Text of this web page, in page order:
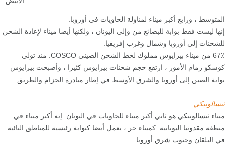
المتوسط ، ورابع أكبر ميناء لمناولة الحاويات في أوروبا.
إنها ليست فقط بوابة للبضائع من وإلى اليونان ، ولكنها أيضا ميناء لإعادة الشحن
للشحنات إلى أوروبا وشمال وغرب إفريقيا.
67٪ من ميناء بيرايوس مملوك لخط الشحن الصيني COSCO. منذ تولي
كوسكو زمام الأمور ، ارتفع حجم شحنات بيرايوس كثيرا ، وأصبحت بيرايوس
بوابة الصين إلى أوروبا والشرق الأوسط في إطار مبادرة الحزام والطريق.
ثيسالونيكي
ميناء ثيسالونيكي هو ثاني أكبر ميناء للحاويات في اليونان. إنه أكبر ميناء في
منطقة مقدونيا اليونانية. كميناء حر ، يعمل أيضا كبوابة رئيسية للمناطق النائية
في البلقان وجنوب شرق أوروبا.